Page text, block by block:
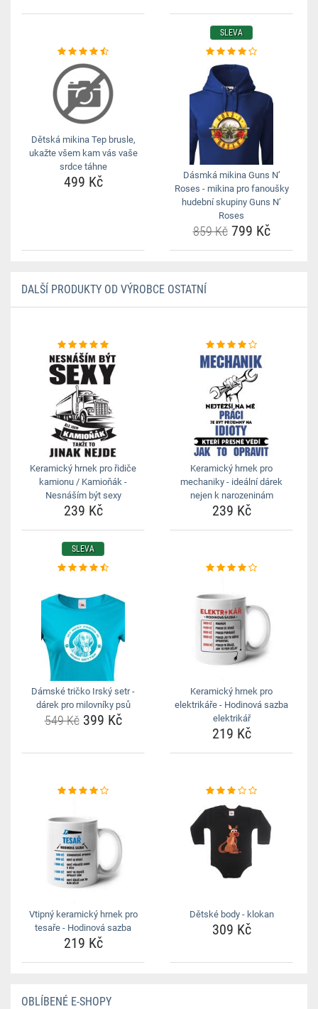
Dětská mikina Tep brusle,
ukažte všem kam vás vaše
srdce táhne
499 Kč
SLEVA
Dásmká mikina Guns N’
Roses - mikina pro fanoušky
hudební skupiny Guns N’
Roses
859 Kč799 Kč
DALŠÍ PRODUKTY OD VÝROBCE OSTATNÍ
Keramický hrnek pro řidiče
kamionu / Kamioňák -
Nesnáším být sexy
239 Kč
Keramický hrnek pro
mechaniky - ideální dárek
nejen k narozeninám
239 Kč
SLEVA
Dámské tričko Irský setr -
dárek pro milovníky psů
549 Kč399 Kč
Keramický hrnek pro
elektrikáře - Hodinová sazba
elektrikář
219 Kč
Vtipný keramický hrnek pro
tesaře - Hodinová sazba
219 Kč
Dětské body - klokan
309 Kč
OBLÍBENÉ E-SHOPY